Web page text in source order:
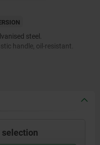
steel.
handle, oil-resistant.